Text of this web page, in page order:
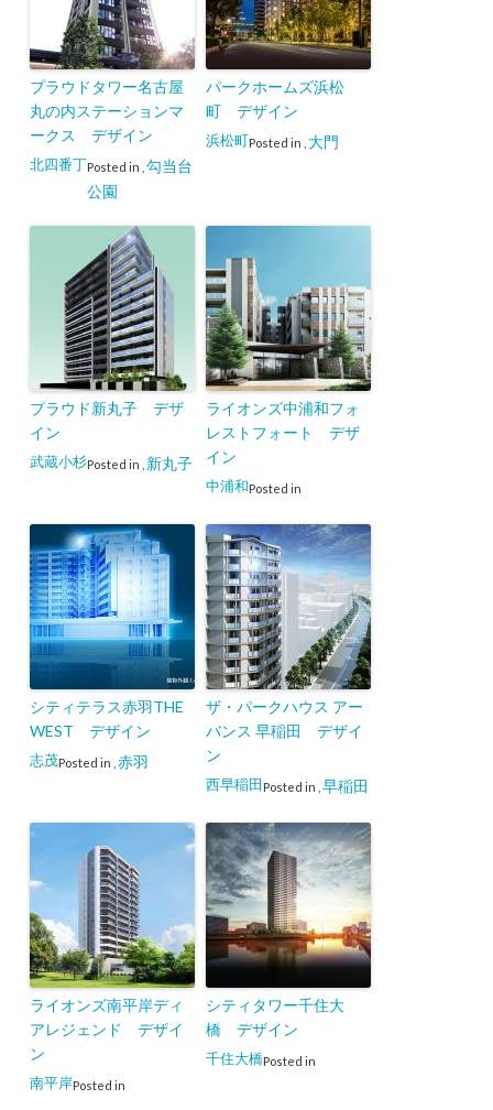
プラウドタワー名古屋
丸の内ステーションマ
ークス デザイン
Posted in
北四番丁
勾当台
公園
パークホームズ浜松
町 デザイン
Posted in
浜松町 大門
プラウド新丸子 デザ
イン
Posted in
武蔵小杉 新丸子
ライオンズ中浦和フォ
レストフォート デザ
イン
Posted in
中浦和
シティテラス赤羽THE
WEST デザイン
Posted in
志茂 赤羽
ザ・パークハウス アー
バンス 早稲田 デザイ
ン
Posted in
西早稲田 早稲田
ライオンズ南平岸ディ
アレジェンド デザイ
ン
Posted in
南平岸
シティタワー千住大
橋 デザイン
Posted in
千住大橋